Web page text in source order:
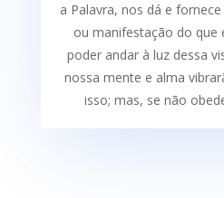
a Palavra, nos dá e
ou manifestação do que
poder andar à luz dessa
nossa mente e alma
isso; mas, se não